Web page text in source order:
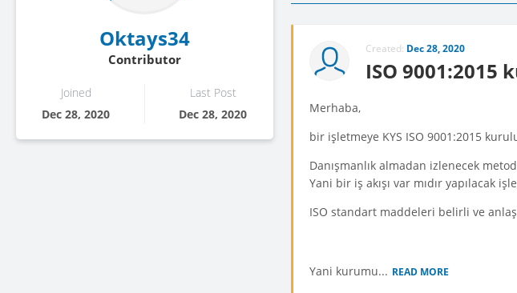
Oktays34
Contributor
Joined
Dec 28, 2020
Last Post
Dec 28, 2020
Created: Dec 28, 2020
ISO 9001:2015
Merhaba,
bir işletmeye KYS ISO 9001:2015
Danışmanlık almadan izlenecek
Yani bir iş akışı var mıdır yapılacak
ISO standart maddeleri belirli ve
Yani kurumu... READ MORE